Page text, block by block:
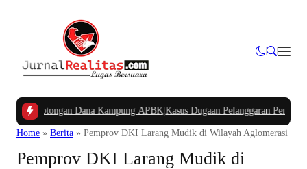
Potongan Dana Kampung APBK|Kasus Dugaan Pelanggaran Penggunaan
Home » Berita » Pemprov DKI Larang Mudik di Wilayah Aglomerasi
Pemprov DKI Larang Mudik di